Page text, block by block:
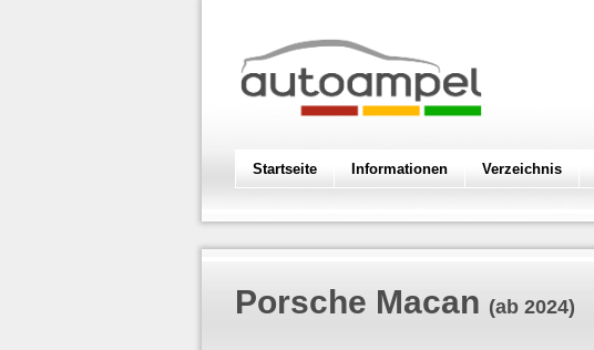
Startseite Informationen Verzeichnis
Porsche Macan (ab 2024)